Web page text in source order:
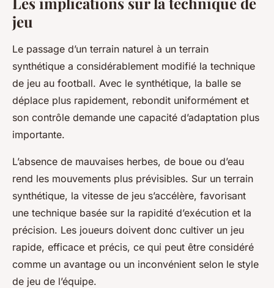
jeu
Le passage d’un terrain naturel à un terrain
synthétique a considérablement modifié la technique
de jeu au football. Avec le synthétique, la balle se
déplace plus rapidement, rebondit uniformément et
son contrôle demande une capacité d’adaptation plus
importante.
L’absence de mauvaises herbes, de boue ou d’eau
rend les mouvements plus prévisibles. Sur un terrain
synthétique, la vitesse de jeu s’accélère, favorisant
une technique basée sur la rapidité d’exécution et la
précision. Les joueurs doivent donc cultiver un jeu
rapide, efficace et précis, ce qui peut être considéré
comme un avantage ou un inconvénient selon le style
de jeu de l’équipe.